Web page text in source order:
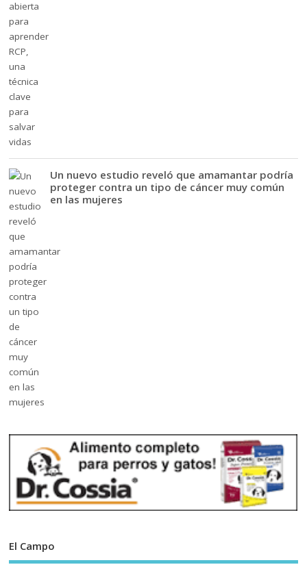
Un nuevo estudio reveló que amamantar podría
proteger contra un tipo de cáncer muy común
en las mujeres
El Campo